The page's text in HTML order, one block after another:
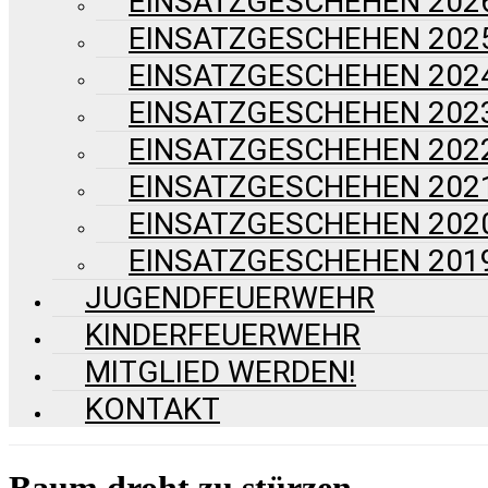
EINSATZGESCHEHEN
EINSATZGESCHEHEN
EINSATZGESCHEHEN
EINSATZGESCHEHEN
EINSATZGESCHEHEN
EINSATZGESCHEHEN
EINSATZGESCHEHEN
JUGENDFEUERWEHR
KINDERFEUERWEHR
MITGLIED WERDEN!
KONTAKT